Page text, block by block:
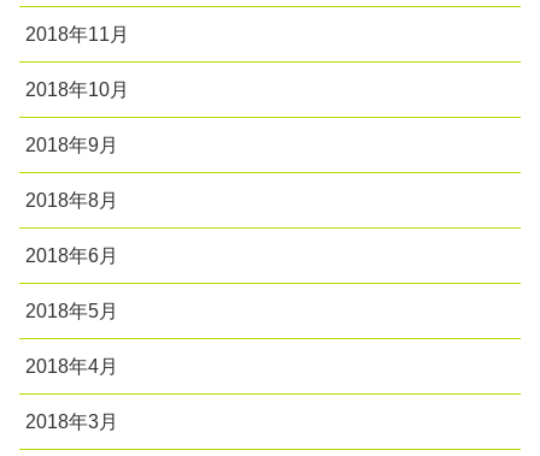
2018年11月
2018年10月
2018年9月
2018年8月
2018年6月
2018年5月
2018年4月
2018年3月